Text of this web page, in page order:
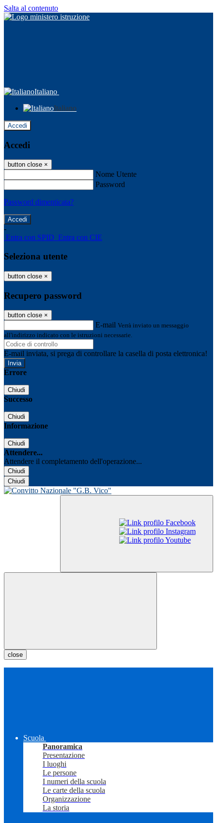
Salta al contenuto
Italiano
Italiano
Accedi
Accedi
button close ×
Nome Utente
Password
Password dimenticata?
-
Entra con SPID Entra con CIE
Seleziona utente
button close ×
Recupero password
button close ×
E-mail Verrà inviato un messaggio
all'indirizzo indicato con le istruzioni necessarie.
E-mail inviata, si prega di controllare la casella di posta elettronica!
Errore
Chiudi
Successo
Chiudi
Informazione
Chiudi
Attendere...
Attendere il completamento dell'operazione...
Chiudi
Chiudi
close
Scuola
Panoramica
Presentazione
I luoghi
Le persone
I numeri della scuola
Le carte della scuola
Organizzazione
La storia